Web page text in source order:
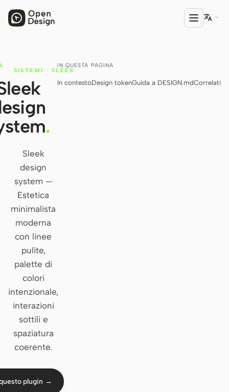
PRODOTTO
Open Design
HTML Anything
HTML Video
Codex Slides
Open Design Plugin
Codex
Cursor Agent
Claude Code
OpenCode
Gemini CLI
Qwen Code
Kimi CLI

IN QUESTA PAGINA
In contestoDesign tokenGuida a DESIGN.mdCorrelati
· SISTEMI · SLEEK
.
Sleek
design
system —
Estetica
minimalista
moderna
con linee
pulite,
palette di
colori
intenzionale,
interazioni
sottili e
spaziatura
coerente.
plugin →